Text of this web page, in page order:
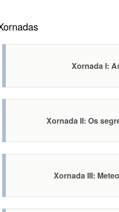
Xornada I:
Xornada II: Os
Xornada III: